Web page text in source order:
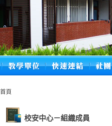
首頁
校安中心－組織成員